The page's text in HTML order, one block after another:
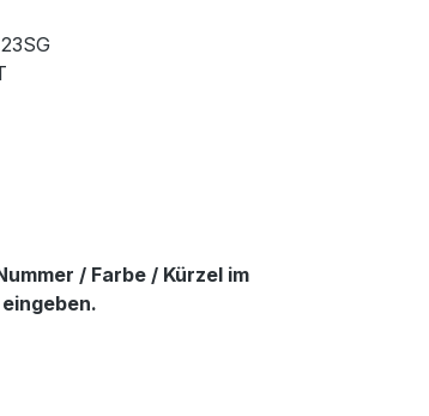
/ Farbe / Kürzel im
eingeben.